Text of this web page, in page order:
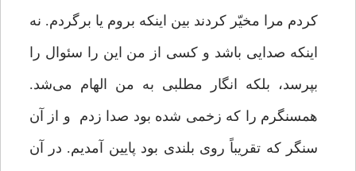
کردم مرا مخیّر کردند بین اینکه بروم یا برگردم. نه
اینکه صدایی باشد و کسی از من این را سئوال را
بپرسد، بلکه انگار مطلبی به من الهام می‌شد.
همسنگرم را که زخمی شده بود صدا زدم و از آن
سنگر که تقریباً روی بلندی بود پایین آمدیم. در آن